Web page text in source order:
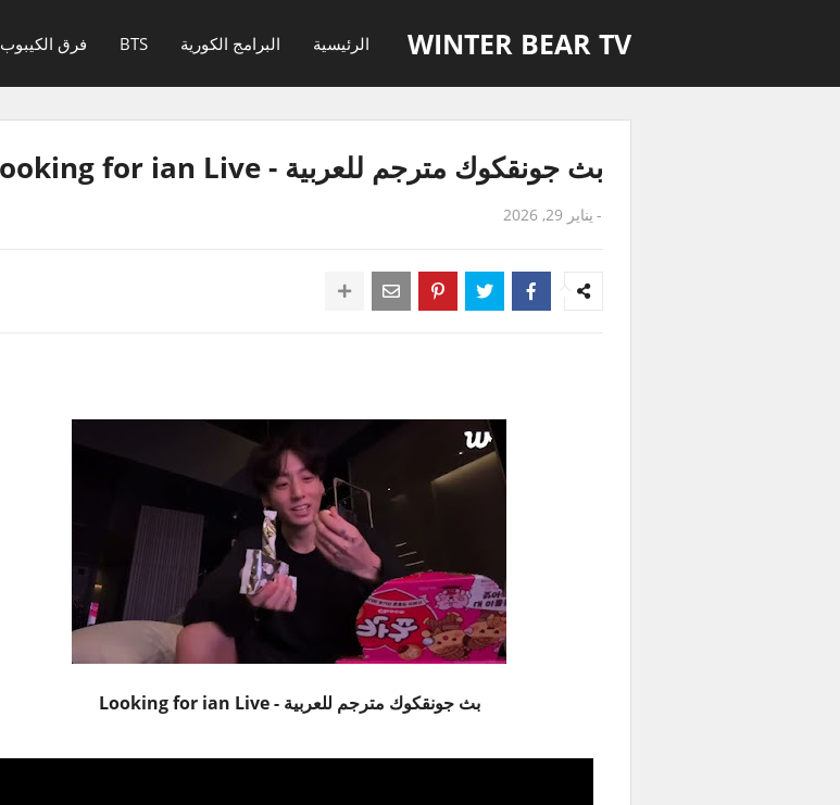
WINTER BEAR TV الرئيسية البرامج الكورية BTS فرق الكيبوب
بث جونقكوك مترجم للعربية - Looking for ian Live
- يناير 29, 2026
بث جونقكوك مترجم للعربية - Looking for ian Live